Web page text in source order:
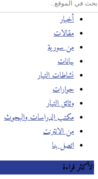
أخبار
مقالات
من سورية
بيانات
نشاطات التيار
حوارات
وثائق التيار
مكتب الدراسات والبحوث
من الانترنت
اتصل بنا
الأكثر قراءة